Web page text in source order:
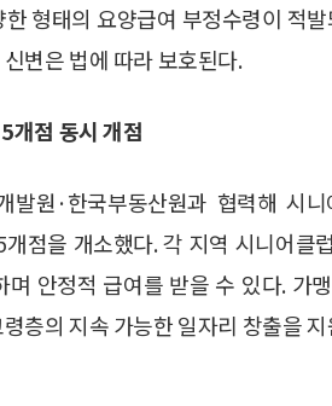
형태의 요양급여 부정수령이 적
변은 법에 따라 보호된다.
개점 동시 개점
발원·한국부동산원과 협력해 시
점을 개소했다. 각 지역 시니어
안정적 급여를 받을 수 있다. 가
층의 지속 가능한 일자리 창출을